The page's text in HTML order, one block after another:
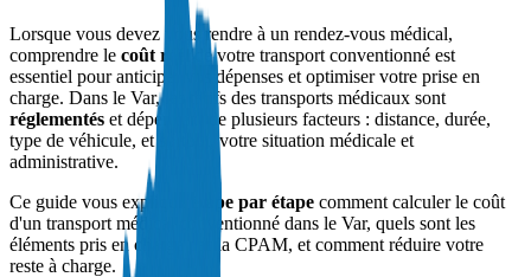
Lorsque vous devez vous rendre à un rendez-vous médical,
comprendre le coût réel
de votre transport conventionné est
essentiel pour anticiper vos dépenses et optimiser votre prise en
charge. Dans le Var, les tarifs des transports médicaux sont
réglementés et dépendent de plusieurs facteurs : distance, durée,
type de véhicule, et surtout, votre situation médicale et
administrative.
Ce guide vous explique
étape par étape comment calculer le coût
d'un transport médical conventionné dans le Var, quels sont les
éléments pris en charge par la CPAM, et comment réduire votre
reste à charge.